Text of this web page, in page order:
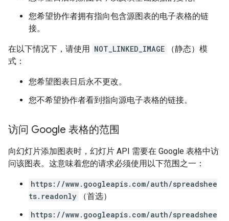
您希望协作者拥有指向包含源图表的电子表格的链
接。
在以下情况下，请使用 NOT_LINKED_IMAGE
（静态）模
式：
您希望图表日后永不更改。
您不希望协作者看到指向源电子表格的链接。
访问 Google 表格的范围
向幻灯片添加图表时，幻灯片 API 需要在 Google 表格中访
问该图表。这意味着您的请求必须使用以下范围之一：
https://www.googleapis.com/auth/spreadshee
ts.readonly
（首选）
https://www.googleapis.com/auth/spreadshee